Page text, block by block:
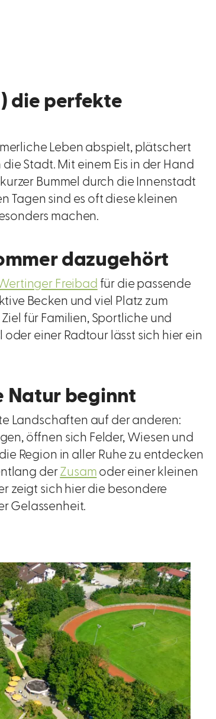
die perfekte
Leben abspielt, plätschert
Stadt. Mit einem Eis in der Hand
Bummel durch die Innenstadt
Tagen sind es oft diese kleinen
machen.
dazugehört
Freibad für die passende
Becken und viel Platz zum
für Familien, Sportliche und
einer Radtour lässt sich hier ein
Natur beginnt
Landschaften auf der anderen:
öffnen sich Felder, Wiesen und
Region in aller Ruhe zu entdecken
derZusam oder einer kleinen
zeigt sich hier die besondere
Gelassenheit.